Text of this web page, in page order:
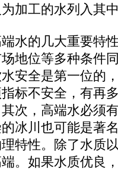
加工的水列入其
的几大重要特
地位等多种条件
安全是第一位的
标不安全，有再
次，高端水必须
冰川也可能是著
特性。除了水质
。如果水质优良